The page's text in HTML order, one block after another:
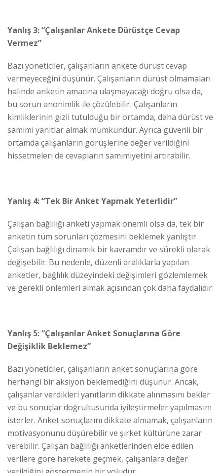
Yanlış 3: “Çalışanlar Ankete Dürüstçe Cevap
Vermez”
Bazı yöneticiler, çalışanların ankete dürüst cevap
vermeyeceğini düşünür. Çalışanların dürüst olmamaları
halinde anketin amacına ulaşmayacağı doğru olsa da,
bu sorun anonimlik ile çözülebilir. Çalışanların
kimliklerinin gizli tutulduğu bir ortamda, daha dürüst ve
samimi yanıtlar almak mümkündür. Ayrıca güvenli bir
ortamda çalışanların görüşlerine değer verildiğini
hissetmeleri de cevapların samimiyetini artırabilir.
Yanlış 4: “Tek Bir Anket Yapmak Yeterlidir”
Çalışan bağlılığı anketi yapmak önemli olsa da, tek bir
anketin tüm sorunları çözmesini beklemek yanlıştır.
Çalışan bağlılığı dinamik bir kavramdır ve sürekli olarak
değişebilir. Bu nedenle, düzenli aralıklarla yapılan
anketler, bağlılık düzeyindeki değişimleri gözlemlemek
ve gerekli önlemleri almak açısından çok daha faydalıdır.
Yanlış 5: “Çalışanlar Anket Sonuçlarına Göre
Değişiklik Beklemez”
Bazı yöneticiler, çalışanların anket sonuçlarına göre
herhangi bir aksiyon beklemediğini düşünür. Ancak,
çalışanlar verdikleri yanıtların dikkate alınmasını bekler
ve bu sonuçlar doğrultusunda iyileştirmeler yapılmasını
isterler. Anket sonuçlarını dikkate almamak, çalışanların
motivasyonunu düşürebilir ve şirket kültürüne zarar
verebilir. Çalışan bağlılığı anketlerinden elde edilen
verilere göre harekete geçmek, çalışanlara değer